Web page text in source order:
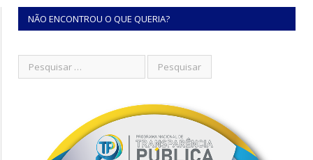
NÃO ENCONTROU O QUE QUERIA?